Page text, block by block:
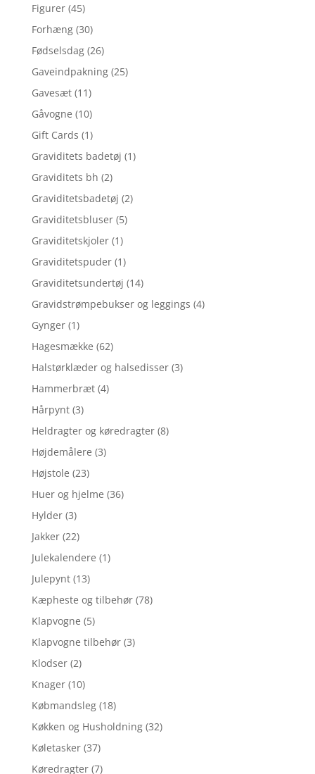
Figurer (45)
Forhæng (30)
Fødselsdag (26)
Gaveindpakning (25)
Gavesæt (11)
Gåvogne (10)
Gift Cards (1)
Graviditets badetøj (1)
Graviditets bh (2)
Graviditetsbadetøj (2)
Graviditetsbluser (5)
Graviditetskjoler (1)
Graviditetspuder (1)
Graviditetsundertøj (14)
Gravidstrømpebukser og leggings (4)
Gynger (1)
Hagesmække (62)
Halstørklæder og halsedisser (3)
Hammerbræt (4)
Hårpynt (3)
Heldragter og køredragter (8)
Højdemålere (3)
Højstole (23)
Huer og hjelme (36)
Hylder (3)
Jakker (22)
Julekalendere (1)
Julepynt (13)
Kæpheste og tilbehør (78)
Klapvogne (5)
Klapvogne tilbehør (3)
Klodser (2)
Knager (10)
Købmandsleg (18)
Køkken og Husholdning (32)
Køletasker (37)
Køredragter (7)